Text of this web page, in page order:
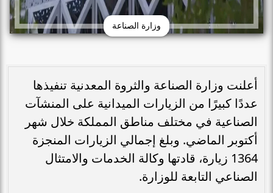
وزارة الصناعة
أعلنت وزارة الصناعة والثروة المعدنية تنفيذها
عددًا كبيرًا من الزيارات الميدانية على المنشآت
الصناعية في مختلف مناطق المملكة خلال شهر
أكتوبر الماضي. وبلغ إجمالي الزيارات المنجزة
1364 زيارة، قادتها وكالة الخدمات والامتثال
الصناعي التابعة للوزارة.